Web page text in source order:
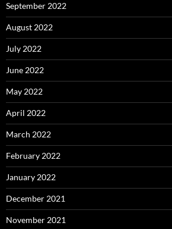
September 2022
August 2022
July 2022
June 2022
May 2022
April 2022
March 2022
February 2022
January 2022
December 2021
November 2021